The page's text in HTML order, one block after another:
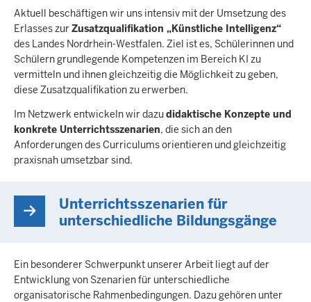
Aktuell beschäftigen wir uns intensiv mit der Umsetzung des
Erlasses zurZusatzqualifikation „Künstliche Intelligenz“
des Landes Nordrhein-Westfalen. Ziel ist es, Schülerinnen und
Schülern grundlegende Kompetenzen im Bereich KI zu
vermitteln und ihnen gleichzeitig die Möglichkeit zu geben,
diese Zusatzqualifikation zu erwerben.
Im Netzwerk entwickeln wir dazudidaktische Konzepte und
konkrete Unterrichtsszenarien, die sich an den
Anforderungen des Curriculums orientieren und gleichzeitig
praxisnah umsetzbar sind.
Unterrichtsszenarien für
unterschiedliche Bildungsgänge
Ein besonderer Schwerpunkt unserer Arbeit liegt auf der
Entwicklung von Szenarien für unterschiedliche
organisatorische Rahmenbedingungen. Dazu gehören unter